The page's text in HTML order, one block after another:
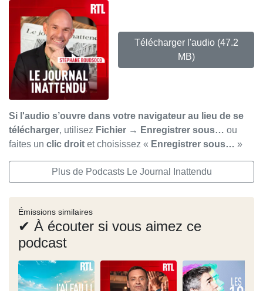
Télécharger l'audio (47.2
MB)
Si l'audio s’ouvre dans votre navigateur au lieu de se
télécharger, utilisez Fichier → Enregistrer sous… ou
faites un clic droit et choisissez « Enregistrer sous… »
Plus de Podcasts Le Journal Inattendu
Émissions similaires
✔ À écouter si vous aimez ce
podcast